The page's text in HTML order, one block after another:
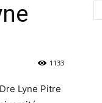
1133
Lyne Pitre